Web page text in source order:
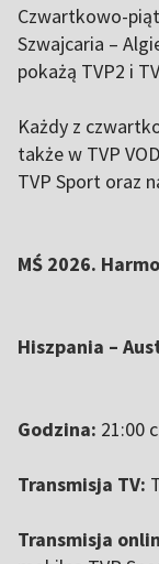
Czwartkowo-
Szwajcaria –
pokażą TVP2 i
Każdy z
także w TVP
TVP Sport oraz
MŚ 2026.
Hiszpania –
Godzina: 21:00
Transmisja TV:
Transmisja